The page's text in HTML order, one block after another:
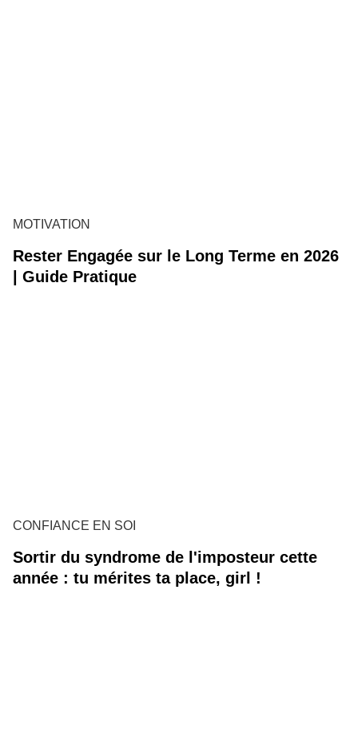
MOTIVATION
Rester Engagée sur le Long Terme en 2026
| Guide Pratique
CONFIANCE EN SOI
Sortir du syndrome de l'imposteur cette
année : tu mérites ta place, girl !